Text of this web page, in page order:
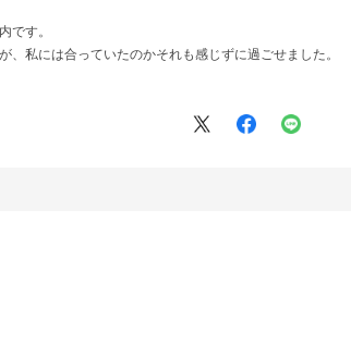
です。
私には合っていたのかそれも感じずに過ごせました。